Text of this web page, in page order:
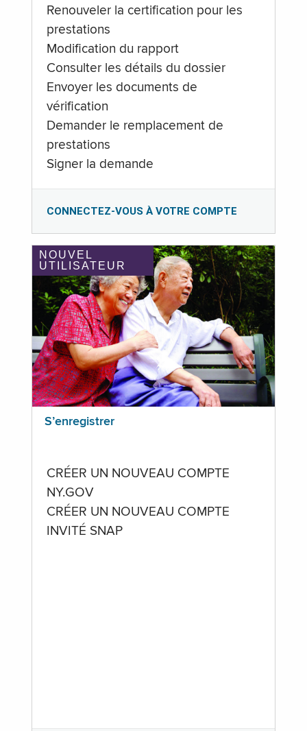
Renouveler la certification pour les
prestations
Modification du rapport
Consulter les détails du dossier
Envoyer les documents de
vérification
Demander le remplacement de
prestations
Signer la demande
CONNECTEZ-VOUS À VOTRE COMPTE
NOUVEL
UTILISATEUR
S’enregistrer
CRÉER UN NOUVEAU COMPTE
NY.GOV
CRÉER UN NOUVEAU COMPTE
INVITÉ SNAP